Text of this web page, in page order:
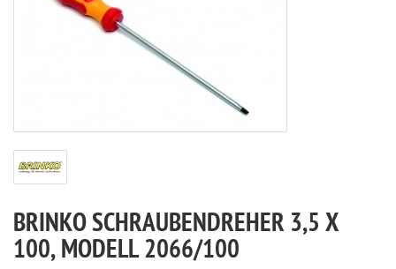
BRINKO SCHRAUBENDREHER 3,5 X
100, MODELL 2066/100